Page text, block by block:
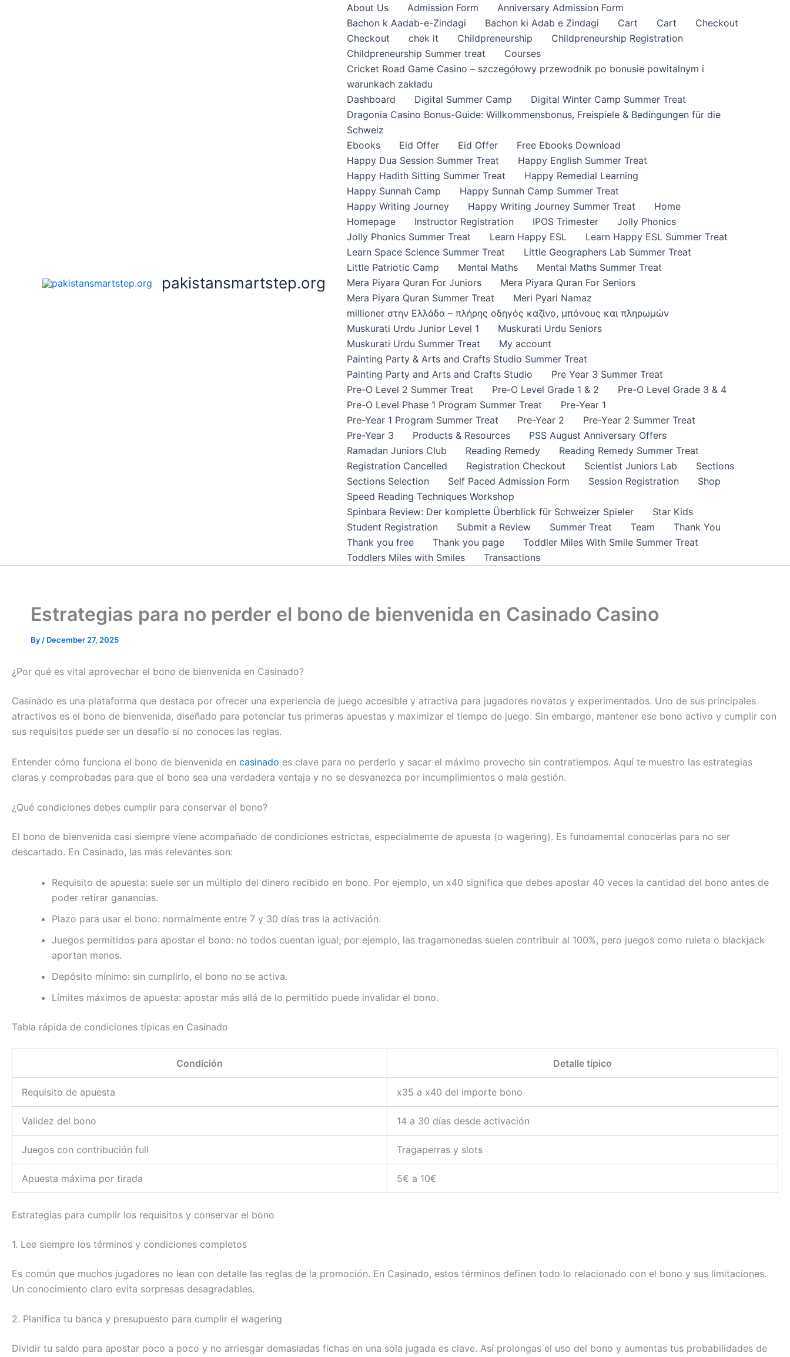
pakistansmartstep.org
About Us Admission Form
Anniversary Admission Form
Bachon k Aadab-e-Zindagi
Bachon ki Adab e Zindagi Cart Cart
Checkout
Checkout
chek it Childpreneurship
Childpreneurship Registration
Childpreneurship Summer treat
Courses
Cricket Road Game Casino – szczegółowy przewodnik po bonusie powitalnym i
warunkach zakładu
Dashboard
Digital Summer Camp
Digital Winter Camp Summer Treat
Dragonia Casino Bonus-Guide: Willkommensbonus, Freispiele & Bedingungen für die
Schweiz
Ebooks
Eid Offer Eid Offer
Free Ebooks Download
Happy Dua Session Summer Treat
Happy English Summer Treat
Happy Hadith Sitting Summer Treat
Happy Remedial Learning
Happy Sunnah Camp
Happy Sunnah Camp Summer Treat
Happy Writing Journey
Happy Writing Journey Summer Treat
Home
Homepage
Instructor Registration IPOS Trimester
Jolly Phonics
Jolly Phonics Summer Treat
Learn Happy ESL
Learn Happy ESL Summer Treat
Learn Space Science Summer Treat
Little Geographers Lab Summer Treat
Little Patriotic Camp
Mental Maths
Mental Maths Summer Treat
Mera Piyara Quran For Juniors
Mera Piyara Quran For Seniors
Mera Piyara Quran Summer Treat
Meri Pyari Namaz
millioner στην Ελλάδα – πλήρης οδηγός καζίνο, μπόνους και πληρωμών
Muskurati Urdu Junior Level 1
Muskurati Urdu Seniors
Muskurati Urdu Summer Treat
My account
Painting Party & Arts and Crafts Studio Summer Treat
Painting Party and Arts and Crafts Studio
Pre Year 3 Summer Treat
Pre-O Level 2 Summer Treat
Pre-O Level Grade 1 & 2
Pre-O Level Grade 3 & 4
Pre-O Level Phase 1 Program Summer Treat
Pre-Year 1
Pre-Year 1 Program Summer Treat
Pre-Year 2
Pre-Year 2 Summer Treat
Pre-Year 3
Products & Resources
PSS August Anniversary Offers
Ramadan Juniors Club
Reading Remedy
Reading Remedy Summer Treat
Registration Cancelled
Registration Checkout Scientist Juniors Lab
Sections
Sections Selection
Self Paced Admission Form Session Registration
Shop
Speed Reading Techniques Workshop
Spinbara Review: Der komplette Überblick für Schweizer Spieler
Star Kids
Student Registration
Submit a Review Summer Treat Team
Thank You
Thank you free
Thank you page
Toddler Miles With Smile Summer Treat
Toddlers Miles with Smiles
Transactions
Estrategias para no perder el bono de bienvenida en Casinado Casino
By / December 27, 2025
¿Por qué es vital aprovechar el bono de bienvenida en Casinado?
Casinado es una plataforma que destaca por ofrecer una experiencia de juego accesible y atractiva para jugadores novatos y experimentados. Uno de sus principales
atractivos es el bono de bienvenida, diseñado para potenciar tus primeras apuestas y maximizar el tiempo de juego. Sin embargo, mantener ese bono activo y cumplir con
sus requisitos puede ser un desafío si no conoces las reglas.
Entender cómo funciona el bono de bienvenida en casinado es clave para no perderlo y sacar el máximo provecho sin contratiempos. Aquí te muestro las estrategias
claras y comprobadas para que el bono sea una verdadera ventaja y no se desvanezca por incumplimientos o mala gestión.
¿Qué condiciones debes cumplir para conservar el bono?
El bono de bienvenida casi siempre viene acompañado de condiciones estrictas, especialmente de apuesta (o wagering). Es fundamental conocerlas para no ser
descartado. En Casinado, las más relevantes son:
Requisito de apuesta: suele ser un múltiplo del dinero recibido en bono. Por ejemplo, un x40 significa que debes apostar 40 veces la cantidad del bono antes de
poder retirar ganancias.
Plazo para usar el bono: normalmente entre 7 y 30 días tras la activación.
Juegos permitidos para apostar el bono: no todos cuentan igual; por ejemplo, las tragamonedas suelen contribuir al 100%, pero juegos como ruleta o blackjack
aportan menos.
Depósito mínimo: sin cumplirlo, el bono no se activa.
Límites máximos de apuesta: apostar más allá de lo permitido puede invalidar el bono.
Tabla rápida de condiciones típicas en Casinado
Condición Detalle típico
Requisito de apuesta x35 a x40 del importe bono
Validez del bono 14 a 30 días desde activación
Juegos con contribución full Tragaperras y slots
Apuesta máxima por tirada 5€ a 10€
Estrategias para cumplir los requisitos y conservar el bono
1. Lee siempre los términos y condiciones completos
Es común que muchos jugadores no lean con detalle las reglas de la promoción. En Casinado, estos términos definen todo lo relacionado con el bono y sus limitaciones.
Un conocimiento claro evita sorpresas desagradables.
2. Planifica tu banca y presupuesto para cumplir el wagering
Dividir tu saldo para apostar poco a poco y no arriesgar demasiadas fichas en una sola jugada es clave. Así prolongas el uso del bono y aumentas tus probabilidades de